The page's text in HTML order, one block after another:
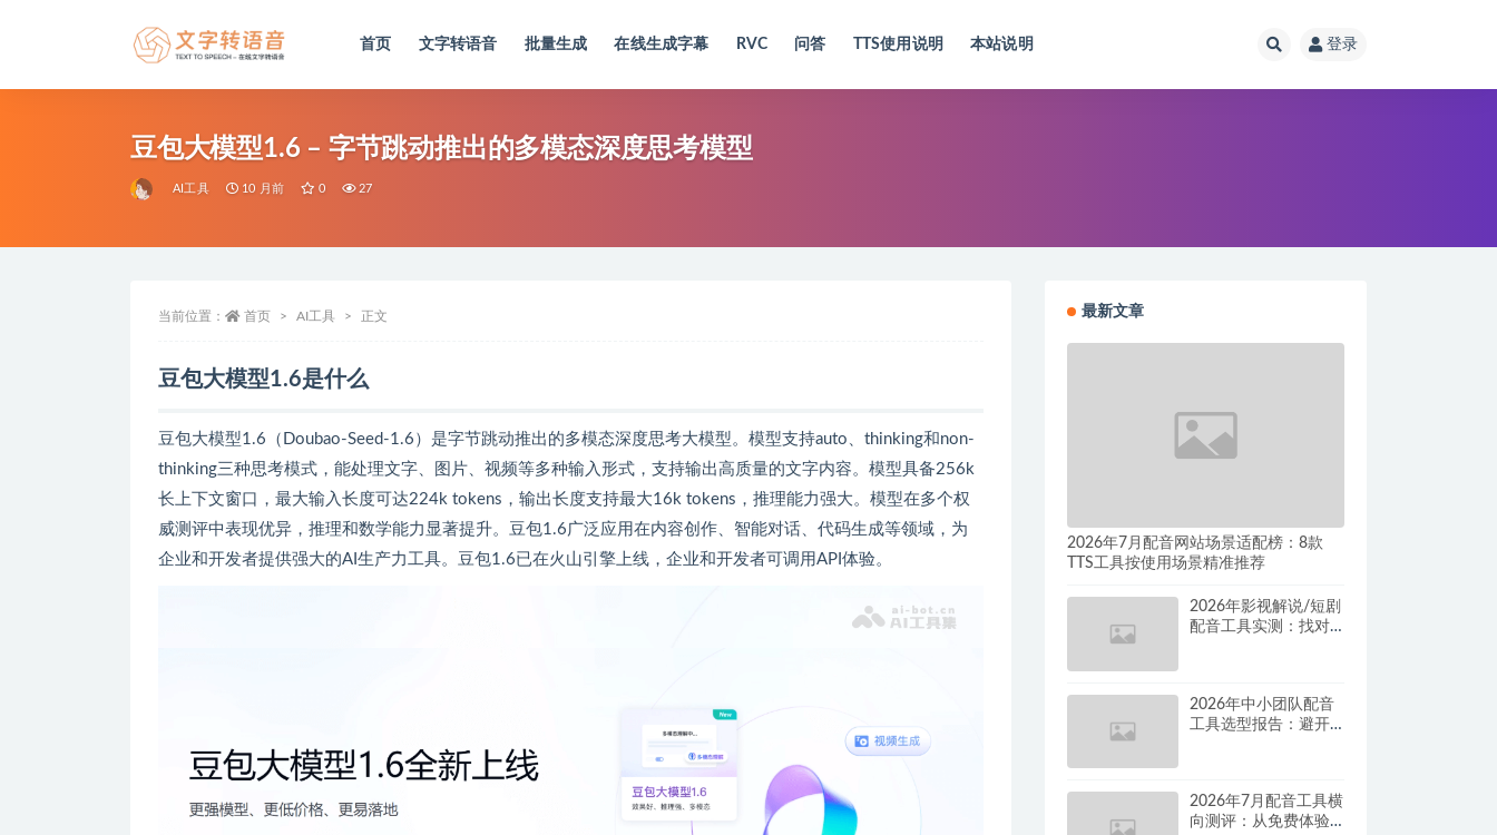
首页 文字转语音 批量生成 在线生成字幕 RVC 问答 TTS使用说明 本站说明 登录
豆包大模型1.6 – 字节跳动推出的多模态深度思考模型
AI工具 10 月前 0 27
当前位置： 首页 AI工具 正文
豆包大模型1.6是什么
豆包大模型1.6（Doubao-Seed-1.6）是字节跳动推出的多模态深度思考大模型。模型支持auto、thinking和non-
thinking三种思考模式，能处理文字、图片、视频等多种输入形式，支持输出高质量的文字内容。模型具备256k
长上下文窗口，最大输入长度可达224k tokens，输出长度支持最大16k tokens，推理能力强大。模型在多个权
威测评中表现优异，推理和数学能力显著提升。豆包1.6广泛应用在内容创作、智能对话、代码生成等领域，为
企业和开发者提供强大的AI生产力工具。豆包1.6已在火山引擎上线，企业和开发者可调用API体验。
最新文章
2026年7月配音网站场景适配榜：8款
TTS工具按使用场景精准推荐
2026年影视解说/短剧
配音工具实测：找对
2026年中小团队配音
工具选型报告：避开
2026年7月配音工具横
向测评：从免费体验